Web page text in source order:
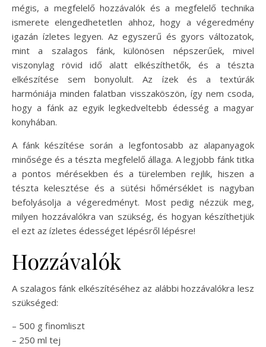
mégis, a megfelelő hozzávalók és a megfelelő technika
ismerete elengedhetetlen ahhoz, hogy a végeredmény
igazán ízletes legyen. Az egyszerű és gyors változatok,
mint a szalagos fánk, különösen népszerűek, mivel
viszonylag rövid idő alatt elkészíthetők, és a tészta
elkészítése sem bonyolult. Az ízek és a textúrák
harmóniája minden falatban visszaköszön, így nem csoda,
hogy a fánk az egyik legkedveltebb édesség a magyar
konyhában.
A fánk készítése során a legfontosabb az alapanyagok
minősége és a tészta megfelelő állaga. A legjobb fánk titka
a pontos mérésekben és a türelemben rejlik, hiszen a
tészta kelesztése és a sütési hőmérséklet is nagyban
befolyásolja a végeredményt. Most pedig nézzük meg,
milyen hozzávalókra van szükség, és hogyan készíthetjük
el ezt az ízletes édességet lépésről lépésre!
Hozzávalók
A szalagos fánk elkészítéséhez az alábbi hozzávalókra lesz
szükséged:
– 500 g finomliszt
– 250 ml tej